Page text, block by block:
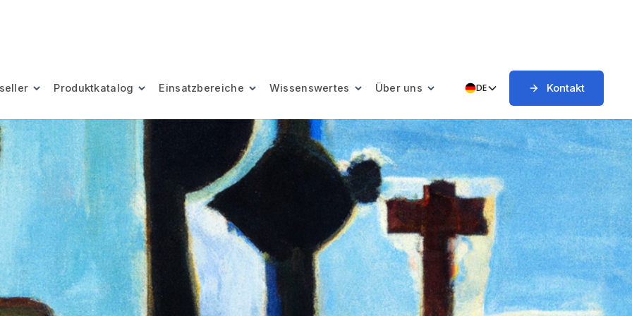
Produktkatalog Einsatzbereiche Wissenswertes Über uns DE Kontakt